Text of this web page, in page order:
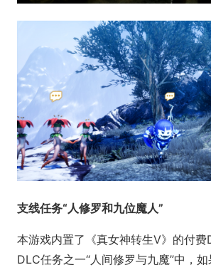
支线任务“人修罗和九位魔人”
本游戏内置了《真女神转生V》的付
DLC任务之一“人间修罗与九魔”中，